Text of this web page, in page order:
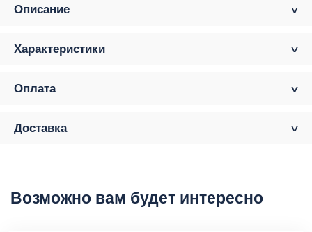
Описание
Характеристики
Оплата
Доставка
Возможно вам будет интересно